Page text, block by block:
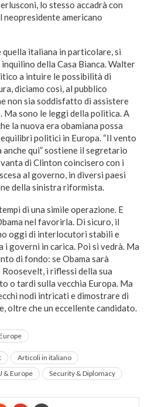
lo stesso accadrà con
neopresidente americano
italiana in particolare, si
della Casa Bianca. Walter
a intuire le possibilità di
diciamo così, al pubblico
non sia soddisfatto di assistere
Ma sono le leggi della politica. A
la nuova era obamiana possa
politici in Europa. “Il vento
qui” sostiene il segretario
di Clinton coincisero con i
al governo, in diversi paesi
della sinistra riformista.
di una simile operazione. E
nel favorirla. Di sicuro, il
oggi di interlocutori stabili e
governi in carica. Poi si vedrà. Ma
di fondo: se Obama sarà
i riflessi della sua
o tardi sulla vecchia Europa. Ma
nodi intricati e dimostrare di
oltre che un eccellente candidato.
Articoli in italiano
& Europe Security & Diplomacy